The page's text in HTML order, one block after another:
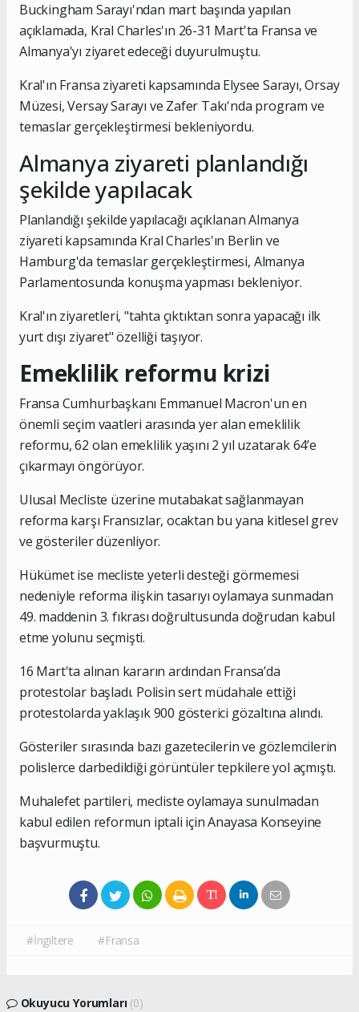
Buckingham Sarayı'ndan mart başında yapılan
açıklamada, Kral Charles'ın 26-31 Mart'ta Fransa ve
Almanya'yı ziyaret edeceği duyurulmuştu.
Kral'ın Fransa ziyareti kapsamında Elysee Sarayı, Orsay
Müzesi, Versay Sarayı ve Zafer Takı'nda program ve
temaslar gerçekleştirmesi bekleniyordu.
Almanya ziyareti planlandığı
şekilde yapılacak
Planlandığı şekilde yapılacağı açıklanan Almanya
ziyareti kapsamında Kral Charles'ın Berlin ve
Hamburg'da temaslar gerçekleştirmesi, Almanya
Parlamentosunda konuşma yapması bekleniyor.
Kral'ın ziyaretleri, "tahta çıktıktan sonra yapacağı ilk
yurt dışı ziyaret" özelliği taşıyor.
Emeklilik reformu krizi
Fransa Cumhurbaşkanı Emmanuel Macron'un en
önemli seçim vaatleri arasında yer alan emeklilik
reformu, 62 olan emeklilik yaşını 2 yıl uzatarak 64’e
çıkarmayı öngörüyor.
Ulusal Mecliste üzerine mutabakat sağlanmayan
reforma karşı Fransızlar, ocaktan bu yana kitlesel grev
ve gösteriler düzenliyor.
Hükümet ise mecliste yeterli desteği görmemesi
nedeniyle reforma ilişkin tasarıyı oylamaya sunmadan
49. maddenin 3. fıkrası doğrultusunda doğrudan kabul
etme yolunu seçmişti.
16 Mart'ta alınan kararın ardından Fransa’da
protestolar başladı. Polisin sert müdahale ettiği
protestolarda yaklaşık 900 gösterici gözaltına alındı.
Gösteriler sırasında bazı gazetecilerin ve gözlemcilerin
polislerce darbedildiği görüntüler tepkilere yol açmıştı.
Muhalefet partileri, mecliste oylamaya sunulmadan
kabul edilen reformun iptali için Anayasa Konseyine
başvurmuştu.
#İngiltere #Fransa
Okuyucu Yorumları (0)